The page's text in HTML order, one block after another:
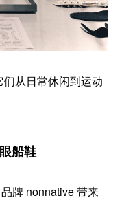
从日常休闲到运动
船鞋
牌 nonnative 带来